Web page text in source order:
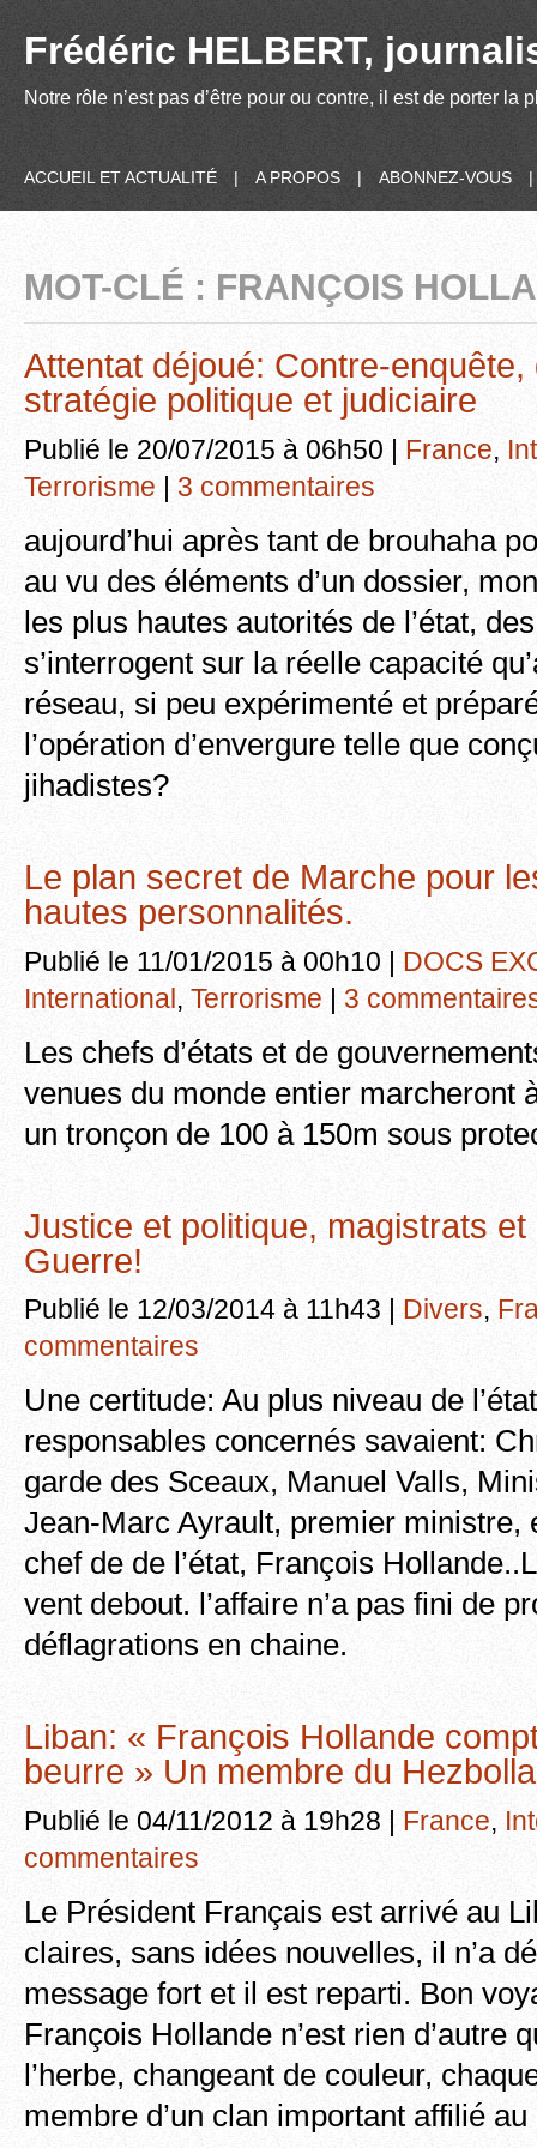
Frédéric HELBERT,
Notre rôle n’est pas d’être pour ou contre, il est de porter
ACCUEIL ET ACTUALITÉ | A PROPOS | ABONNEZ-VOUS |
MOT-CLÉ : FRANÇOIS
Attentat déjoué: Contre-
stratégie politique et judiciaire
Publié le 20/07/2015 à 06h50 | France,
Terrorisme | 3 commentaires
aujourd’hui après tant de brouhaha
au vu des éléments d’un dossier,
les plus hautes autorités de l’état,
s’interrogent sur la réelle capacité
réseau, si peu expérimenté et
l’opération d’envergure telle que
jihadistes?
Le plan secret de Marche pour
hautes personnalités.
Publié le 11/01/2015 à 00h10 | DOCS
International, Terrorisme | 3
Les chefs d’états et de
venues du monde entier marcheront
un tronçon de 100 à 150m sous
Justice et politique, magistrats
Guerre!
Publié le 12/03/2014 à 11h43 | Divers,
commentaires
Une certitude: Au plus niveau de
responsables concernés savaient:
garde des Sceaux, Manuel Valls,
Jean-Marc Ayrault, premier ministre,
chef de de l’état, François
vent debout. l’affaire n’a pas fini de
déflagrations en chaine.
Liban: « François Hollande
beurre » Un membre du
Publié le 04/11/2012 à 19h28 | France,
commentaires
Le Président Français est arrivé au
claires, sans idées nouvelles, il n’a
message fort et il est reparti. Bon
François Hollande n’est rien d’autre
l’herbe, changeant de couleur,
membre d’un clan important affilié